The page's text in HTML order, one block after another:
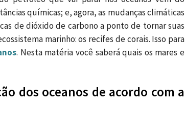
químicas; e, agora, as mudanças climáticas
de dióxido de carbono a ponto de tornar suas
marinho: os recifes de corais. Isso para
. Nesta matéria você saberá quais os mares e
dos oceanos de acordo com a